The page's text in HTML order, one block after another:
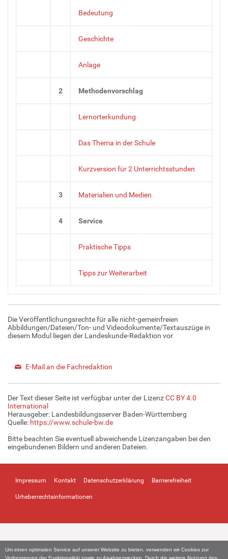
Um einen optimalen Service auf unserer Website zu bieten, verwenden wir Cookies zur
Verbesserung der Funktionalität sowie zu Analysezwecken. Durch die weitere Nutzung des
Bedeutung
Geschichte
Anlage
2 Methodenvorschlag
Lernorterkundung
Das Thema in der Schule
Kurzversion für 2 Unterrichtsstunden
3 Materialien und Medien
4 Service
Praktische Tipps
Tipps zur Weiterarbeit
Die Veröffentlichungsrechte für alle nicht-gemeinfreien
Abbildungen/Dateien/Ton- und Videodokumente/Textauszüge in
diesem Modul liegen der Landeskunde-Redaktion vor
E-Mail an die Fachredaktion
Der Text dieser Seite ist verfügbar unter der LizenzCC BY 4.0
International
Herausgeber: Landesbildungsserver Baden-Württemberg
Quelle: https://www.schule-bw.de
Bitte beachten Sie eventuell abweichende Lizenzangaben bei den
eingebundenen Bildern und anderen Dateien.
Impressum Kontakt Datenschutzerklärung Barrierefreiheit
Urheberrechtsinformationen